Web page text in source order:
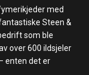
med
Steen &
som ble
over 600 ildsjeler
enten det er